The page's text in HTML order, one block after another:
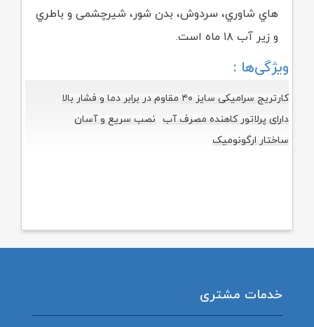
هاي شاوري، سردوش، بدن شور، شیرچشمی و باطري
و زیر آب ۱۸ ماه است.
ویژگی‌ها :
کارتریج سرامیکی سایز ۴۰ مقاوم در برابر دما و فشار بالا
دارای پرلاتور کاهنده مصرف آب نصب سریع و آسان
ساختار ارگونومیک
خدمات مشتری